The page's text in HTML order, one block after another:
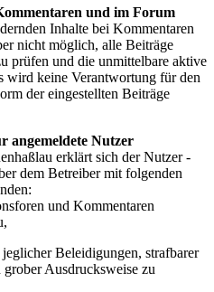
und im Forum
Inhalte bei Kommentaren
nicht möglich, alle Beiträge
prüfen und die unmittelbare aktive
wird keine Verantwortung für den
der eingestellten Beiträge
angemeldete Nutzer
erklärt sich der Nutzer -
dem Betreiber mit folgenden
und Kommentaren
Beleidigungen, strafbarer
Ausdrucksweise zu